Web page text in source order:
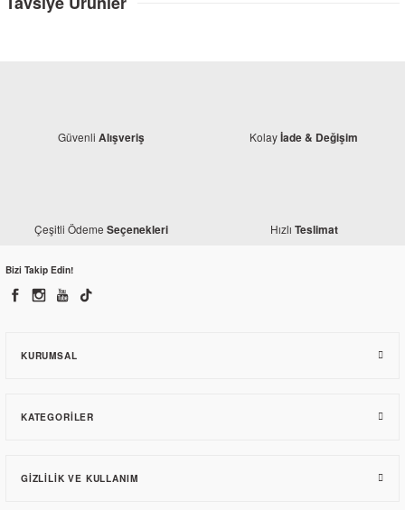
Yamaha
2.173,82 TL
Güvenli Alışveriş Kolayİade & Değişim
Çeşitli Ödeme Seçenekleri Hızlı Teslimat
Bizi Takip Edin!
KURUMSAL
KATEGORILER
GIZLILIK VE KULLANIM